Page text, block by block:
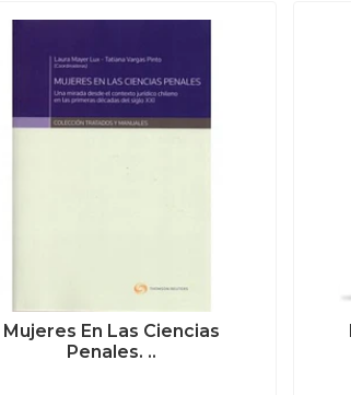
Mujeres En Las Ciencias
Penales. ..